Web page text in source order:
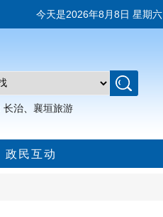
今天是2026年8月8日 星期六
长治 襄垣旅游
政民互动